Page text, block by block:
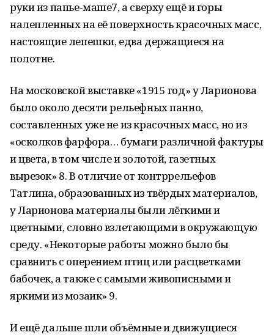
руки из папье-маше7, а сверху ещё и горы
налепленных на её поверхность красочных масс,
настоящие лепешки, едва держащиеся на
полотне.
На московской выставке «1915 год» у Ларионова
было около десяти рельефных панно,
составленных уже не из красочных масс, но из
«осколков фарфора… бумаги различной фактуры
и цвета, в том числе и золотой, газетных
вырезок» 8. В отличие от контррельефов
Татлина, образованных из твёрдых материалов,
у Ларионова материалы были лёгкими и
цветными, словно взлетающими в окружающую
среду. «Некоторые работы можно было бы
сравнить с оперением птиц или расцветками
бабочек, а также с самыми живописными и
яркими из мозаик» 9.
И ещё дальше шли объёмные и движущиеся